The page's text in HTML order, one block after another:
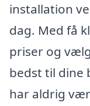
installation
dag. Med få
priser og
bedst til dine
har aldrig